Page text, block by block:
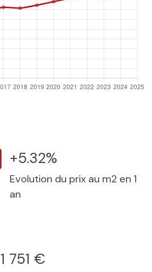
+5.32%
Evolution du prix au m2 en 1
an
1 751 €